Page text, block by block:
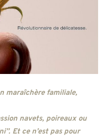
maraîchère familiale,
navets, poireaux ou
Et ce n’est pas pour